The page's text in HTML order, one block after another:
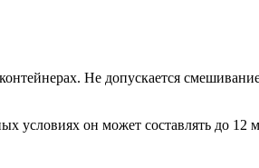
Не допускается
условиях он может составлять до